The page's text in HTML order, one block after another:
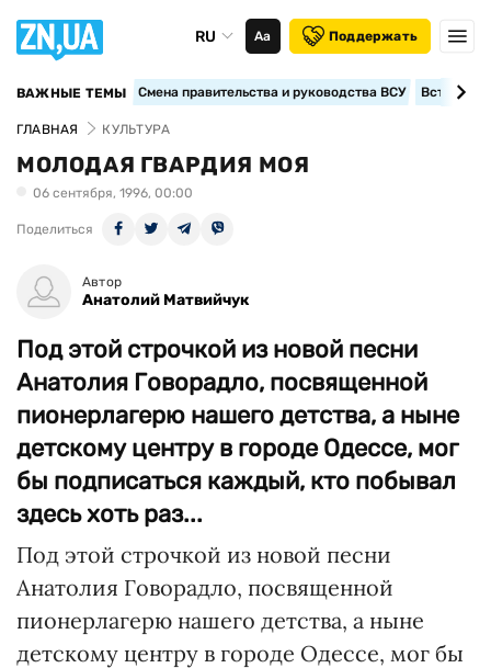
RU Аа Поддержать
ВАЖНЫЕ ТЕМЫ Смена правительства и руководства ВСУ
ГЛАВНАЯ КУЛЬТУРА
МОЛОДАЯ ГВАРДИЯ МОЯ
06 сентября, 1996, 00:00
Поделиться
Автор
Анатолий Матвийчук
Под этой строчкой из новой песни
Анатолия Говорадло, посвященной
пионерлагерю нашего детства, а ныне
детскому центру в городе Одессе, мог
бы подписаться каждый, кто побывал
здесь хоть раз...
Под этой строчкой из новой песни
Анатолия Говорадло, посвященной
пионерлагерю нашего детства, а ныне
детскому центру в городе Одессе, мог бы